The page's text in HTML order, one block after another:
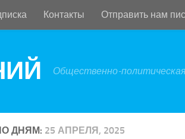
Контакты Отправить нам
Общественно-
ДНЯМ: 25 АПРЕЛЯ, 2025